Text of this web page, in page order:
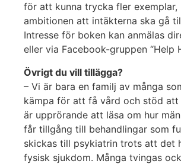
för att kunna trycka fler exemplar,
ambitionen att intäkterna ska gå
Intresse för boken kan anmälas
eller via Facebook-gruppen “Help
Övrigt du vill tillägga?
– Vi är bara en familj av många
kämpa för att få vård och stöd att
är upprörande att läsa om hur
får tillgång till behandlingar som
skickas till psykiatrin trots att det
fysisk sjukdom. Många tvingas